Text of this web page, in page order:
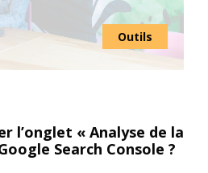
Outils
l’onglet « Analyse de la
Search Console ?